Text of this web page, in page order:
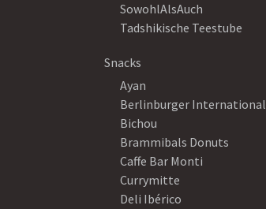
SowohlAlsAuch
Tadshikische Teestube
Snacks
Ayan
Berlinburger International
Bichou
Brammibals Donuts
Caffe Bar Monti
Currymitte
Deli Ibérico